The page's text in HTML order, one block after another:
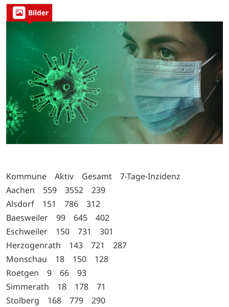
Bilder
Kommune Aktiv Gesamt 7-Tage-Inzidenz
Aachen 559 3552 239
Alsdorf 151 786 312
Baesweiler 99 645 402
Eschweiler 150 731 301
Herzogenrath 143 721 287
Monschau 18 150 128
Roetgen 9 66 93
Simmerath 18 178 71
Stolberg 168 779 290